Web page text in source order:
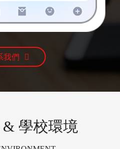
我們
學校環境